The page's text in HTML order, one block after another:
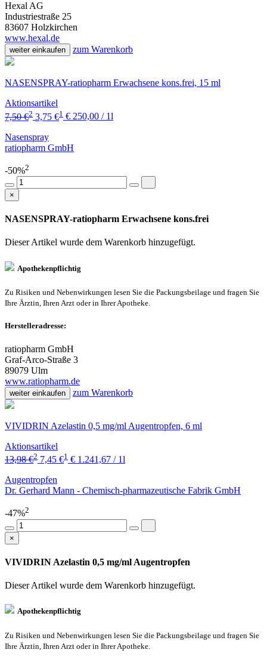
Hexal AG
Industriestraße 25
83607 Holzkirchen
www.hexal.de
weiter einkaufen zum Warenkorb
NASENSPRAY-ratiopharm Erwachsene kons.frei, 15 ml
Aktionsartikel
7,50 €2 3,75 €1 € 250,00 / 1l
Nasenspray
ratiopharm GmbH
-50%2
×
NASENSPRAY-ratiopharm Erwachsene kons.frei
Dieser Artikel wurde dem Warenkorb hinzugefügt.
Apothekenpflichtig
Zu Risiken und Nebenwirkungen lesen Sie die Packungsbeilage und fragen Sie
Ihre Ärztin, Ihren Arzt oder in Ihrer Apotheke.
Herstelleradresse:
ratiopharm GmbH
Graf-Arco-Straße 3
89079 Ulm
www.ratiopharm.de
weiter einkaufen zum Warenkorb
VIVIDRIN Azelastin 0,5 mg/ml Augentropfen, 6 ml
Aktionsartikel
13,98 €2 7,45 €1 € 1.241,67 / 1l
Augentropfen
Dr. Gerhard Mann - Chemisch-pharmazeutische Fabrik GmbH
-47%2
×
VIVIDRIN Azelastin 0,5 mg/ml Augentropfen
Dieser Artikel wurde dem Warenkorb hinzugefügt.
Apothekenpflichtig
Zu Risiken und Nebenwirkungen lesen Sie die Packungsbeilage und fragen Sie
Ihre Ärztin, Ihren Arzt oder in Ihrer Apotheke.